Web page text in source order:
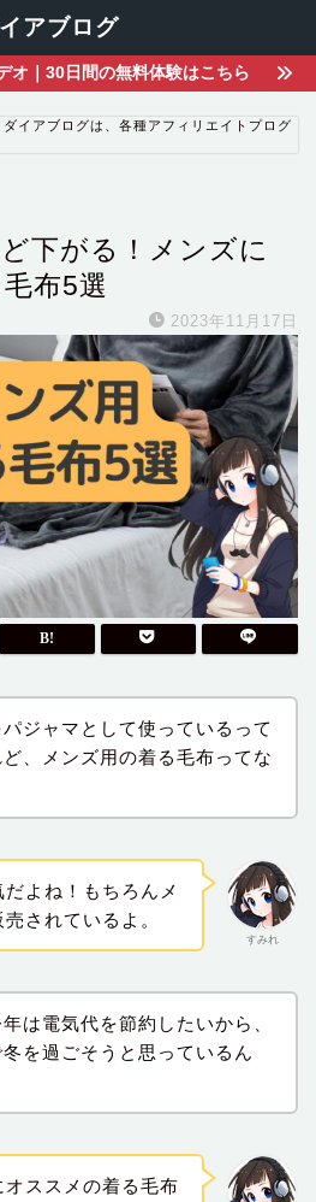
アブログ
オ｜30日間の無料体験はこちら
イアブログは、各種アフィリエイトプログ
下がる！メンズに
布5選
2023年11月17日
ジャマとして使っているって
、メンズ用の着る毛布ってな
すみれ
よね！もちろんメ
されているよ。
は電気代を節約したいから、
を過ごそうと思っているん
ススメの着る毛布